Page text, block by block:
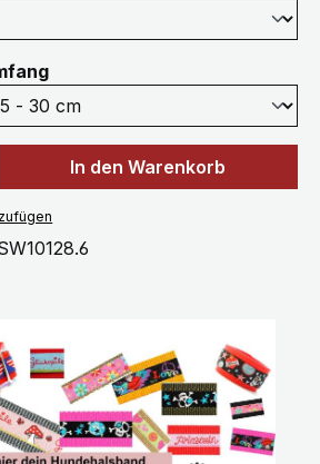
auswählen
Gib den
In den Warenkorb